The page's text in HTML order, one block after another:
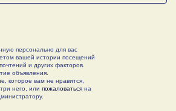
персонально для вас
вашей истории посещений
и других факторов.
объявления.
которое вам не нравится,
него, или пожаловаться на